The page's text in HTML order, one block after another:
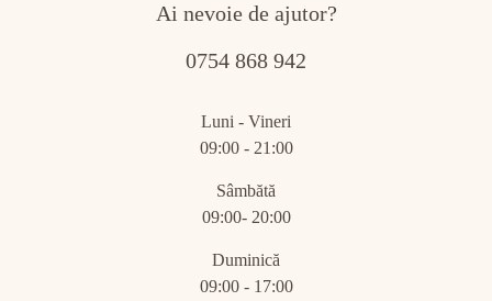
Ai nevoie de ajutor?
0754 868 942
Luni - Vineri
09:00 - 21:00
Sâmbătă
09:00- 20:00
Duminică
09:00 - 17:00